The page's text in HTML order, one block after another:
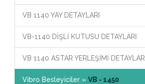
VB 1140 YAY DETAYLARI
VB-1140 DİŞLİ KUTUSU DETAYLARI
VB 1140 ASTAR YERLEŞİMİ DETAYLARI
Vibro Besleyiciler » VB - 1450